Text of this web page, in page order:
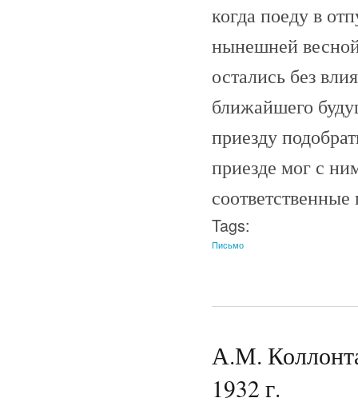
когда поеду в
нынешней
остались без
ближайшего
приезду
приезде мог с
Tags:
Письмо
А.М.
1932 г.